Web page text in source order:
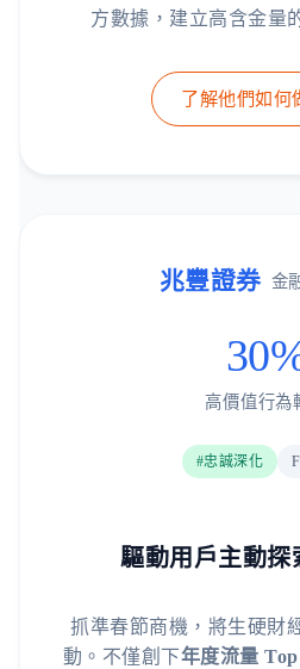
方數據，建立高含金量
了解他們如何
兆豐證券 金
高價值行為
#忠誠深化
驅動用戶主動探
抓準春節商機，將生硬財
動。不僅創下年度流量